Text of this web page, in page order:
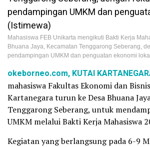
Mahasiswa FEB Unikarta mengikuti Bakti Kerja
Bhuana Jaya, Kecamatan Tenggarong Seberang,
pendampingan UMKM dan penguatan ekonomi
okeborneo.com, KUTAI
mahasiswa Fakultas Ekonomi dan
Kartanegara turun ke Desa Bhuana
Tenggarong Seberang, untuk
UMKM melalui Bakti Kerja Mahasiswa
Kegiatan yang berlangsung pada 6-9